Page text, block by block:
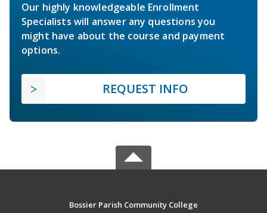
Our highly knowledgeable Enrollment
Specialists will answer any questions you
might have about the course and payment
options.
REQUEST INFO
Bossier Parish Community College